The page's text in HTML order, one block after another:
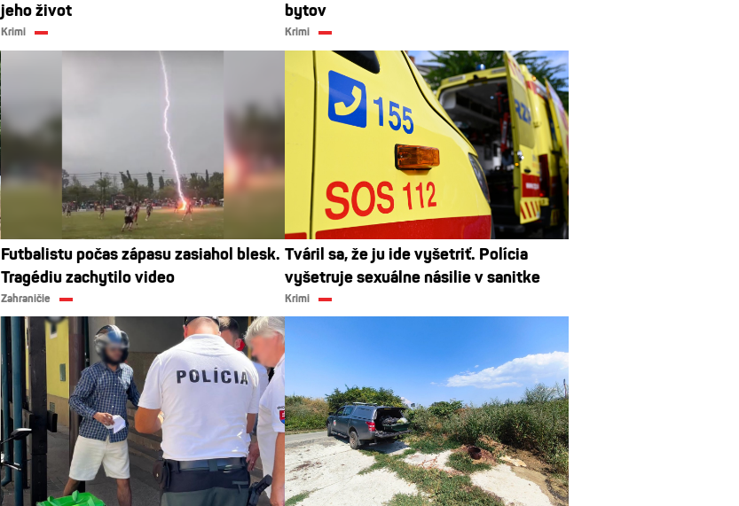
jeho život
Krimi
bytov
Krimi
Futbalistu počas zápasu zasiahol blesk.
Tragédiu zachytilo video
Zahraničie
Tváril sa, že ju ide vyšetriť. Polícia
vyšetruje sexuálne násilie v sanitke
Krimi